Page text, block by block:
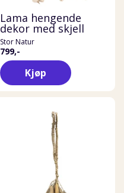
Lama hengende
dekor med skjell
Stor Natur
799,-
Kjøp